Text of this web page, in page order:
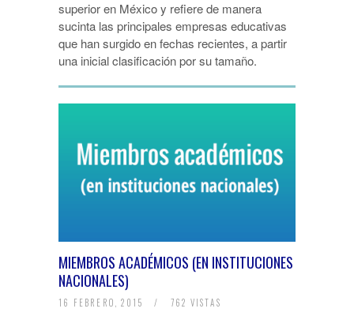
superior en México y refiere de manera
sucinta las principales empresas educativas
que han surgido en fechas recientes, a partir
una inicial clasificación por su tamaño.
MIEMBROS ACADÉMICOS (EN INSTITUCIONES
NACIONALES)
16 FEBRERO, 2015 / 762 VISTAS